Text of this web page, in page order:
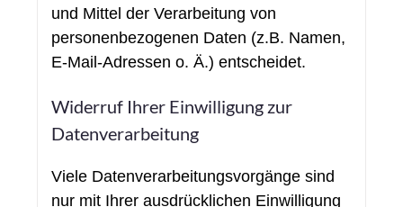
und Mittel der Verarbeitung von
personenbezogenen Daten (z.B. Namen,
E-Mail-Adressen o. Ä.) entscheidet.
Widerruf Ihrer Einwilligung zur
Datenverarbeitung
Viele Datenverarbeitungsvorgänge sind
nur mit Ihrer ausdrücklichen Einwilligung